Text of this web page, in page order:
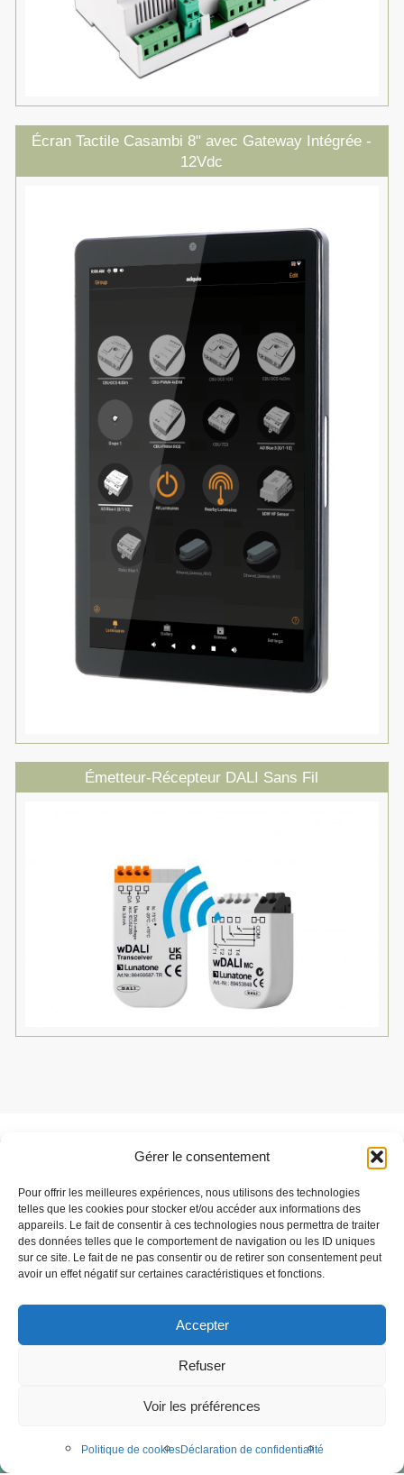
Gérer le consentement
Pour offrir les meilleures expériences, nous utilisons des technologies
telles que les cookies pour stocker et/ou accéder aux informations des
appareils. Le fait de consentir à ces technologies nous permettra de traiter
des données telles que le comportement de navigation ou les ID uniques
sur ce site. Le fait de ne pas consentir ou de retirer son consentement peut
avoir un effet négatif sur certaines caractéristiques et fonctions.
Accepter
Refuser
Voir les préférences
Politique de cookiesDéclaration de confidentialité
Écran Tactile Casambi 8" avec Gateway Intégrée -
12Vdc
Émetteur-Récepteur DALI Sans Fil
Parlez-nous de votre projet
C'est parti
Speqtris Control est une marque de la société Stop LED
Mentions légales
Création de site internet :
Audouin Réalisations